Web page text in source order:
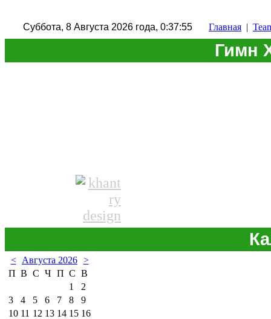
Суббота, 8 Августа 2026 года, 0:37:56 Главная |
Гимн
< Августа 2026 >
П В С Ч П С В
1
2
3
4 5 6 7 8
9
10 11 12 13 14 15 16